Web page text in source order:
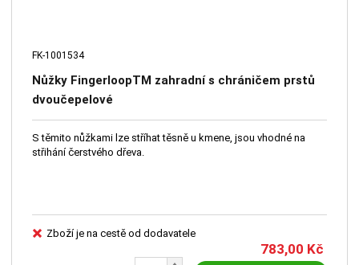
FK-1001534
Nůžky FingerloopTM zahradní s chráničem prstů
dvoučepelové
S těmito nůžkami lze stříhat těsně u kmene, jsou vhodné na
střihání čerstvého dřeva.
Zboží je na cestě od dodavatele
783,00 Kč